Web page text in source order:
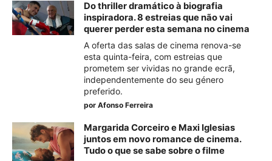
Do thriller dramático à biografia
inspiradora. 8 estreias que não vai
querer perder esta semana no cinema
A oferta das salas de cinema renova-se
esta quinta-feira, com estreias que
prometem ser vividas no grande ecrã,
independentemente do seu género
preferido.
por Afonso Ferreira
Margarida Corceiro e Maxi Iglesias
juntos em novo romance de cinema.
Tudo o que se sabe sobre o filme